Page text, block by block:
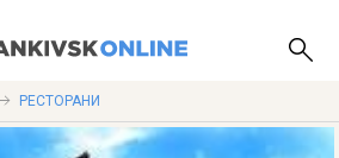
РЕСТОРАНИ